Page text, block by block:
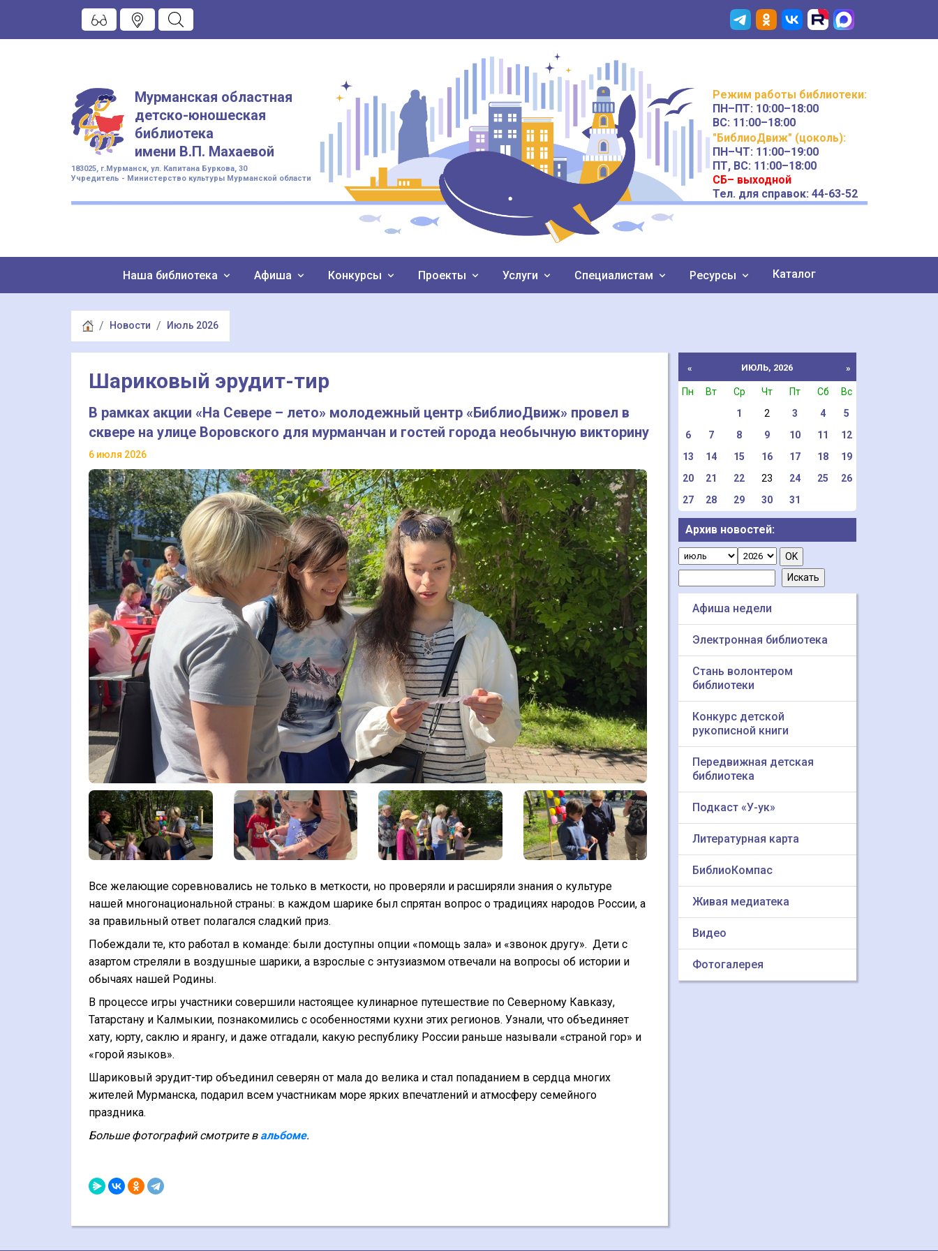
Мурманская областная
детско-юношеская
библиотека
имени В.П. Махаевой
183025, г.Мурманск, ул. Капитана Буркова, 30
Учредитель - Министерство культуры Мурманской области
Режим работы библиотеки:
ПН–ПТ: 10:00–18:00
ВС: 11:00–18:00
"БиблиоДвиж" (цоколь):
ПН–ЧТ: 11:00–19:00
ПТ, ВС: 11:00–18:00
СБ– выходной
Тел. для справок: 44-63-52
Наша библиотека Афиша Конкурсы Проекты Услуги Специалистам Ресурсы Каталог
Новости Июль 2026
Шариковый эрудит-тир
В рамках акции «На Севере – лето» молодежный центр «БиблиоДвиж» провел в
сквере на улице Воровского для мурманчан и гостей города необычную викторину
6 июля 2026
Все желающие соревновались не только в меткости, но проверяли и расширяли знания о культуре
нашей многонациональной страны: в каждом шарике был спрятан вопрос о традициях народов России, а
за правильный ответ полагался сладкий приз.
Побеждали те, кто работал в команде: были доступны опции «помощь зала» и «звонок другу». Дети с
азартом стреляли в воздушные шарики, а взрослые с энтузиазмом отвечали на вопросы об истории и
обычаях нашей Родины.
В процессе игры участники совершили настоящее кулинарное путешествие по Северному Кавказу,
Татарстану и Калмыкии, познакомились с особенностями кухни этих регионов. Узнали, что объединяет
хату, юрту, саклю и ярангу, и даже отгадали, какую республику России раньше называли «страной гор» и
«горой языков».
Шариковый эрудит-тир объединил северян от мала до велика и стал попаданием в сердца многих
жителей Мурманска, подарил всем участникам море ярких впечатлений и атмосферу семейного
праздника.
Больше фотографий смотрите в альбоме.
« ИЮЛЬ, 2026 »
Пн Вт Ср Чт Пт Сб
Вс
1
2 3 4
5
6
7 8 9 10 11
12
13
14 15 16 17 18
19
20
21 22 23 24 25
26
27
28 29 30 31
Архив новостей:
Афиша недели
Электронная библиотека
Стань волонтером
библиотеки
Конкурс детской
рукописной книги
Передвижная детская
библиотека
Подкаст «У-ук»
Литературная карта
БиблиоКомпас
Живая медиатека
Видео
Фотогалерея